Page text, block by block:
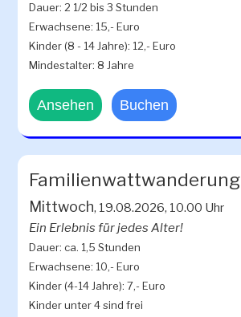
Dauer: 2 1/2 bis 3 Stunden
Erwachsene: 15,- Euro
Kinder (8 - 14 Jahre): 12,- Euro
Mindestalter: 8 Jahre
Ansehen Buchen
Familienwattwanderung
Mittwoch, 19.08.2026, 10.00 Uhr
Ein Erlebnis für jedes Alter!
Dauer: ca. 1,5 Stunden
Erwachsene: 10,- Euro
Kinder (4-14 Jahre): 7,- Euro
Kinder unter 4 sind frei